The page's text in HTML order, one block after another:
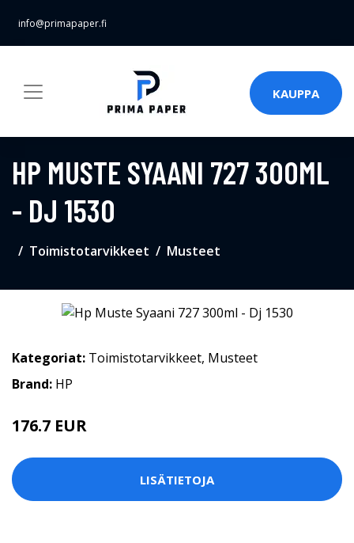
info@primapaper.fi
KAUPPA
HP MUSTE SYAANI 727 300ML
- DJ 1530
Toimistotarvikkeet Musteet
Kategoriat: Toimistotarvikkeet, Musteet
Brand: HP
176.7 EUR
LISÄTIETOJA